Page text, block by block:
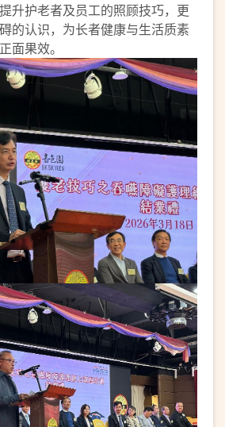
升护老者及员工的照顾技巧，更
的认识，为长者健康与生活质素
面果效。